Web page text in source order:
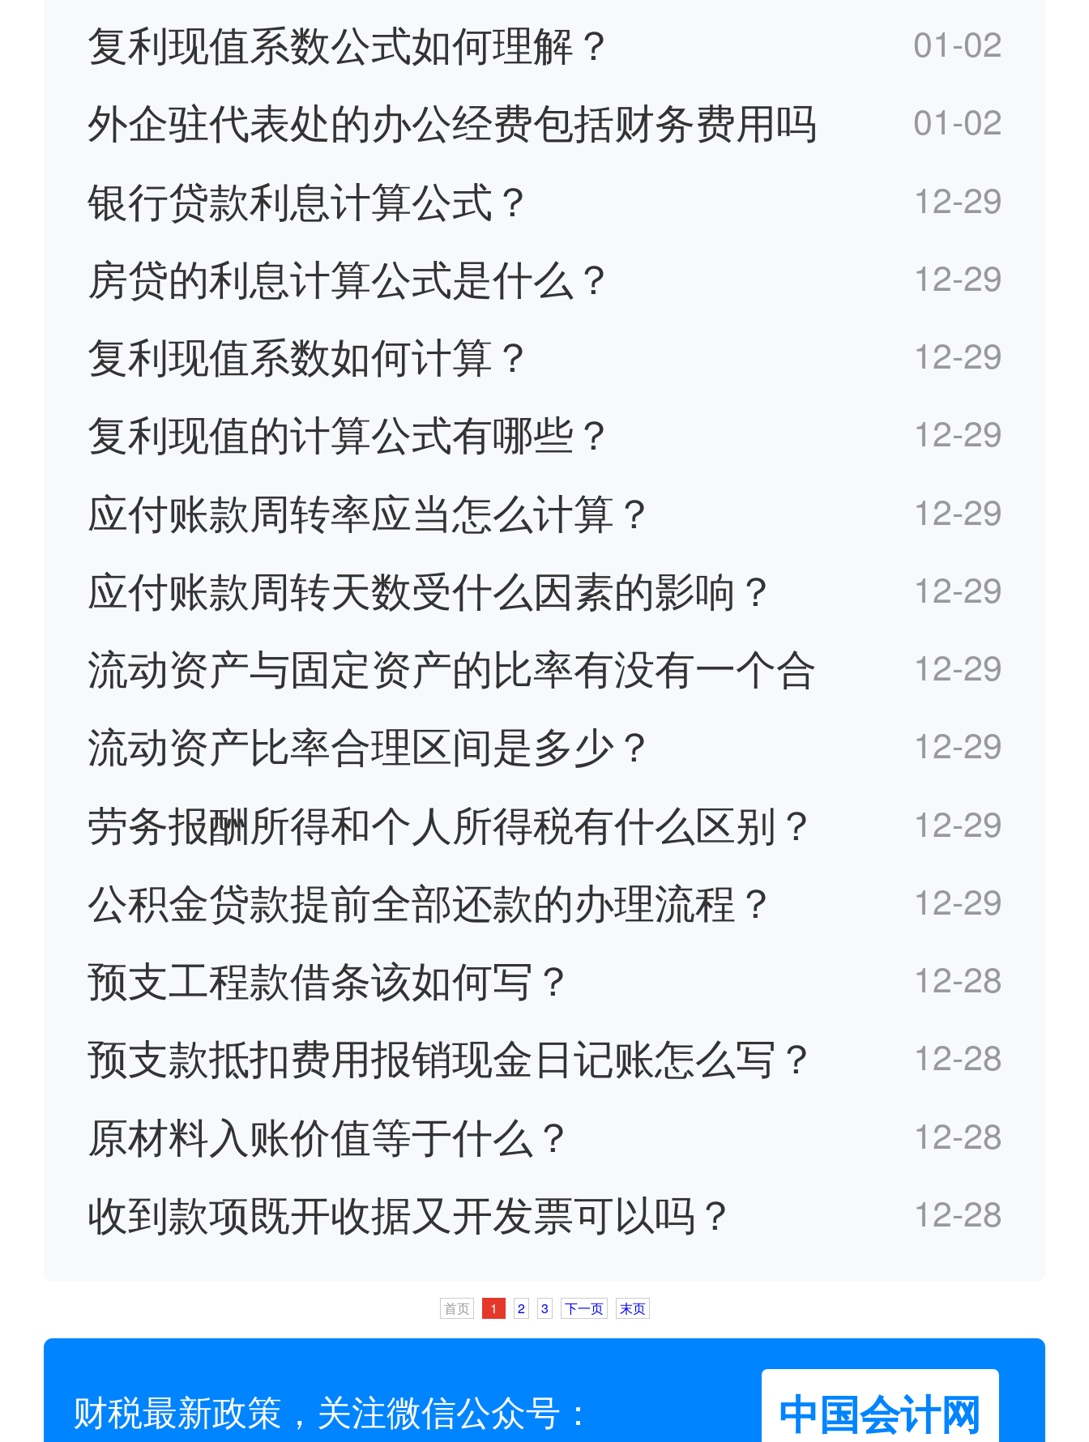
复利现值系数公式如何理解？ 01-02
外企驻代表处的办公经费包括财务费用吗 01-02
银行贷款利息计算公式？ 12-29
房贷的利息计算公式是什么？ 12-29
复利现值系数如何计算？ 12-29
复利现值的计算公式有哪些？ 12-29
应付账款周转率应当怎么计算？ 12-29
应付账款周转天数受什么因素的影响？ 12-29
流动资产与固定资产的比率有没有一个合 12-29
流动资产比率合理区间是多少？ 12-29
劳务报酬所得和个人所得税有什么区别？ 12-29
公积金贷款提前全部还款的办理流程？ 12-29
预支工程款借条该如何写？ 12-28
预支款抵扣费用报销现金日记账怎么写？ 12-28
原材料入账价值等于什么？ 12-28
收到款项既开收据又开发票可以吗？ 12-28
首页 1 2 3 下一页 末页
财税最新政策，关注微信公众号： 中国会计网